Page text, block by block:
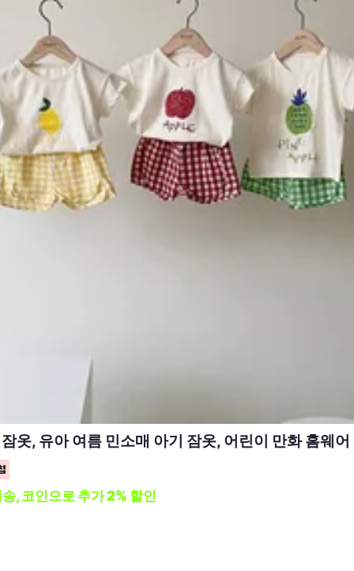
옷, 유아 여름 민소매 아기 잠옷, 어린이 만화 홈웨어
, 코인으로 추가 2% 할인